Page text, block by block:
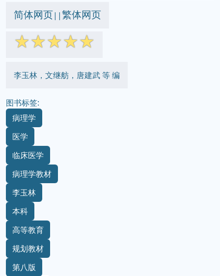
简体网页||繁体网页
☆☆☆☆☆
李玉林，文继舫，唐建武 等 编
图书标签:
病理学
医学
临床医学
病理学教材
李玉林
本科
高等教育
规划教材
第八版